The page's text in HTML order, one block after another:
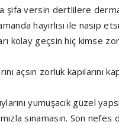
şifa versin dertlilere
hayırlısı ile nasip
kolay geçsin hiç kimse
açsın zorluk kapılarını
yumuşacık güzel
sınamasın. Son